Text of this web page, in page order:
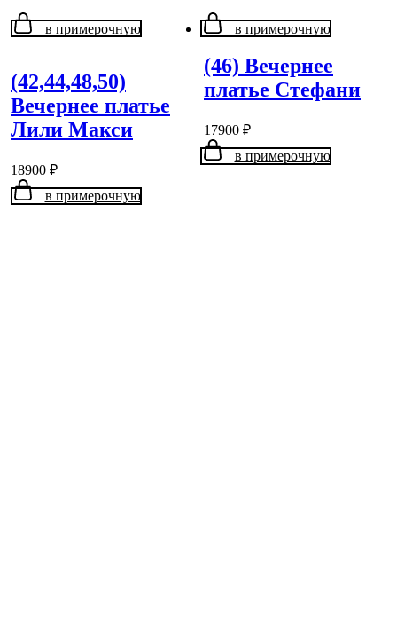
в примерочную
(42,44,48,50)
Вечернее платье
Лили Макси
18900 ₽
в примерочную
в примерочную
(46) Вечернее
платье Стефани
17900 ₽
в примерочную